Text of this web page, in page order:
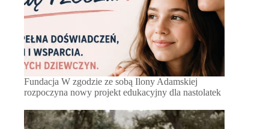
Fundacja W zgodzie ze sobą Ilony Adamskiej
rozpoczyna nowy projekt edukacyjny dla nastolatek